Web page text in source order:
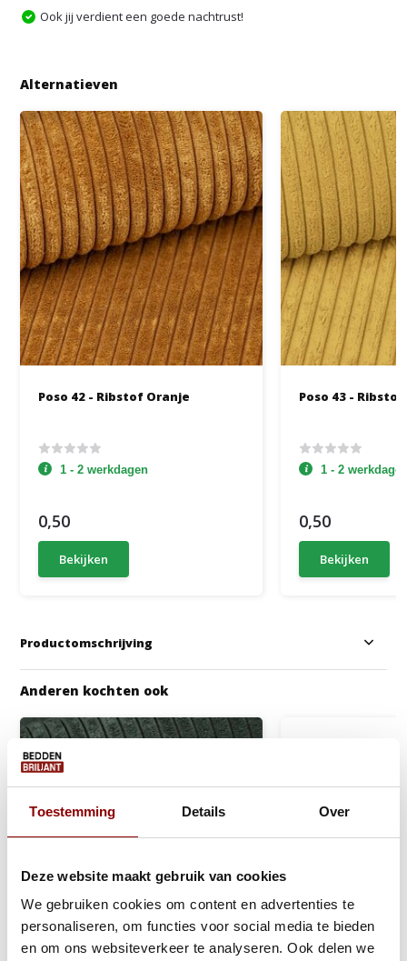
Toestemming Details Over
Deze website maakt gebruik van cookies
We gebruiken cookies om content en advertenties te
personaliseren, om functies voor social media te bieden
en om ons websiteverkeer te analyseren. Ook delen we
Ook jij verdient een goede nachtrust!
Alternatieven
Poso 42 - Ribstof Oranje
1 - 2 werkdagen
0,50
Bekijken
Poso 43 - Ribstof
1 - 2
0,50
Bekijken
Productomschrijving
Anderen kochten ook